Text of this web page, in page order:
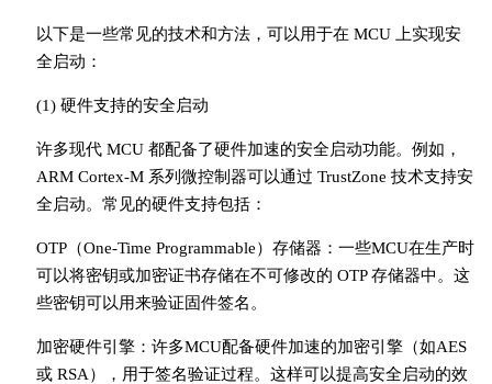
以下是一些常见的技术和方法，可以用于在 MCU 上实现安
全启动：
(1) 硬件支持的安全启动
许多现代 MCU 都配备了硬件加速的安全启动功能。例如，
ARM Cortex-M 系列微控制器可以通过 TrustZone 技术支持安
全启动。常见的硬件支持包括：
OTP（One-Time Programmable）存储器：一些MCU在生产时
可以将密钥或加密证书存储在不可修改的 OTP 存储器中。这
些密钥可以用来验证固件签名。
加密硬件引擎：许多MCU配备硬件加速的加密引擎（如AES
或 RSA），用于签名验证过程。这样可以提高安全启动的效